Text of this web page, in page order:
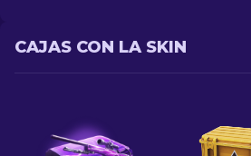
CAJAS CON LA SKIN